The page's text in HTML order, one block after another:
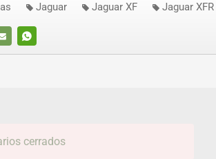
WHATSAPP
Jaguar Jaguar XF Jaguar XFR
cerrados